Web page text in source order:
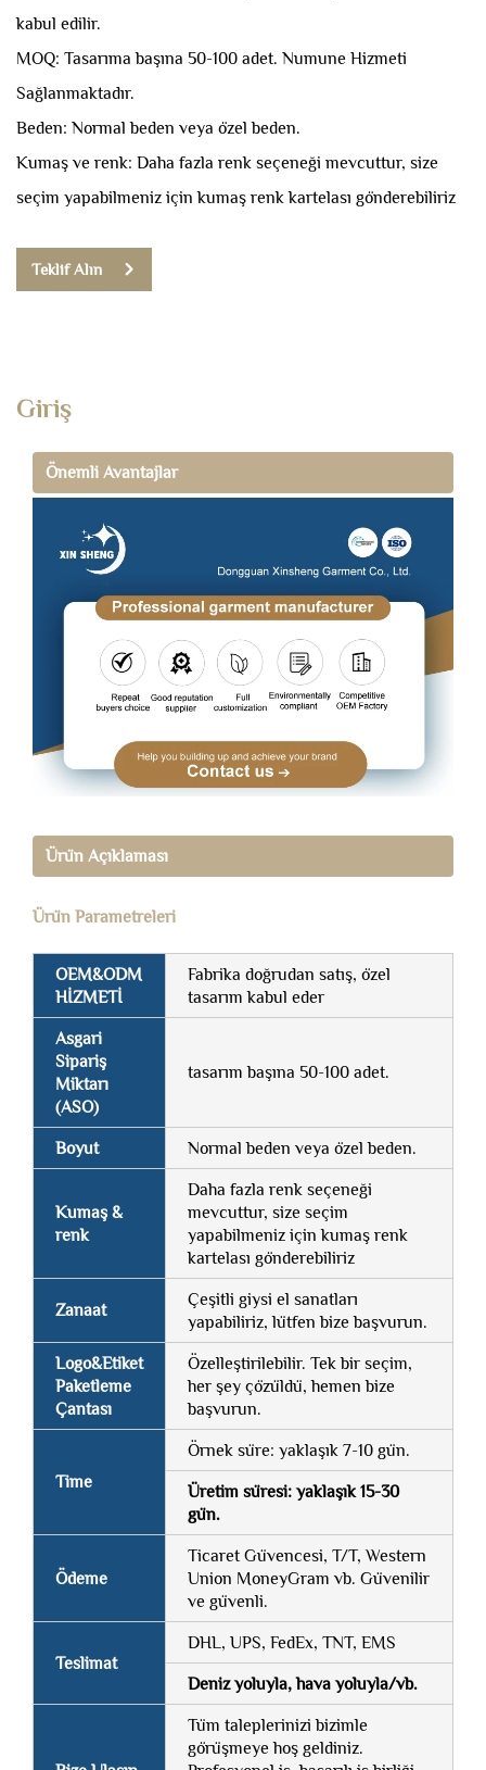
kabul edilir.
MOQ: Tasarıma başına 50-100 adet. Numune Hizmeti
Sağlanmaktadır.
Beden: Normal beden veya özel beden.
Kumaş ve renk: Daha fazla renk seçeneği mevcuttur, size
seçim yapabilmeniz için kumaş renk kartelası gönderebiliriz
Teklif Alın
Giriş
Önemli Avantajlar
Ürün Açıklaması
Ürün Parametreleri
OEM&ODM
HİZMETİ
Fabrika doğrudan satış, özel
tasarım kabul eder
Asgari
Sipariş
Miktarı
(ASO)
tasarım başına 50-100 adet.
Boyut Normal beden veya özel beden.
Kumaş &
renk
Daha fazla renk seçeneği
mevcuttur, size seçim
yapabilmeniz için kumaş renk
kartelası gönderebiliriz
Zanaat
Çeşitli giysi el sanatları
yapabiliriz, lütfen bize başvurun.
Logo&Etiket
Paketleme
Çantası
Özelleştirilebilir. Tek bir seçim,
her şey çözüldü, hemen bize
başvurun.
Time
Örnek süre: yaklaşık 7-10 gün.
Üretim süresi: yaklaşık 15-30
gün.
Ödeme
Ticaret Güvencesi, T/T, Western
Union MoneyGram vb. Güvenilir
ve güvenli.
Teslimat
DHL, UPS, FedEx, TNT, EMS
Deniz yoluyla, hava yoluyla/vb.
Tüm taleplerinizi bizimle
görüşmeye hoş geldiniz.